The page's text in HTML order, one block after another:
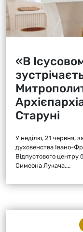
«В
Старуні
У неділю, 21 червня,
духовенства Івано-
Відпустового
Симеона Лукача,...